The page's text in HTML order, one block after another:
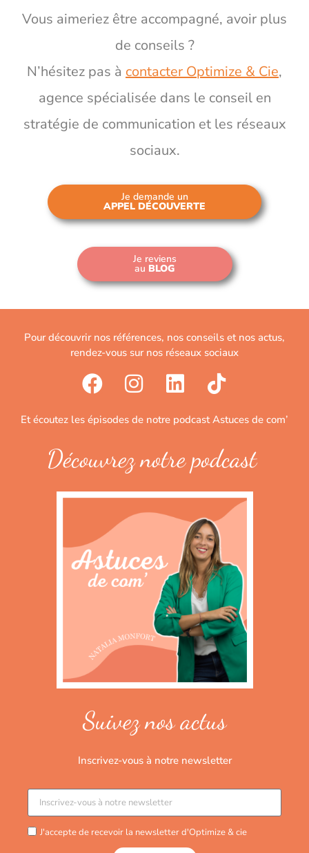
Vous aimeriez être accompagné, avoir plus
de conseils ?
N’hésitez pas à contacter Optimize & Cie,
agence spécialisée dans le conseil en
stratégie de communication et les réseaux
sociaux.
Je demande un
APPEL DÉCOUVERTE
Je reviens
au BLOG
Pour découvrir nos références, nos conseils et nos actus,
rendez-vous sur nos réseaux sociaux
Et écoutez les épisodes de notre podcast Astuces de com’
Découvrez notre podcast
Suivez nos actus
Inscrivez-vous à notre newsletter
J'accepte de recevoir la newsletter d'Optimize & cie